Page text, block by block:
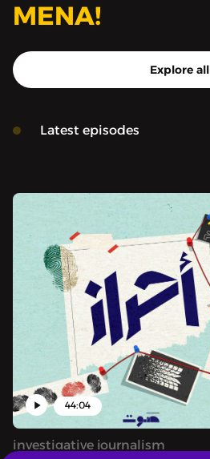
MENA!
Explore all
Latest episodes
44:04
investigative journalism